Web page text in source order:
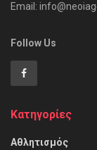
Email:
Follow Us
Κατηγορίες
Αθλητισμός